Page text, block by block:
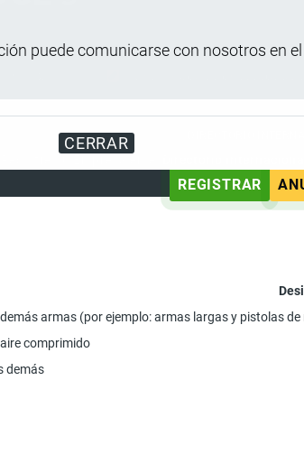
puede comunicarse con nosotros en el
CERRAR DIRECTORIO
Registre su Empresa en el Directorio
REGISTRAR
armas (por ejemplo: armas largas y pistolas
aire comprimido
demás